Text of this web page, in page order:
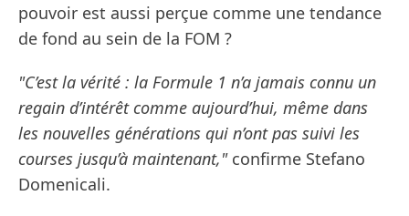
pouvoir est aussi perçue comme une tendance
de fond au sein de la FOM ?
"C’est la vérité : la Formule 1 n’a jamais connu un
regain d’intérêt comme aujourd’hui, même dans
les nouvelles générations qui n’ont pas suivi les
courses jusqu’à maintenant,"confirme Stefano
Domenicali.